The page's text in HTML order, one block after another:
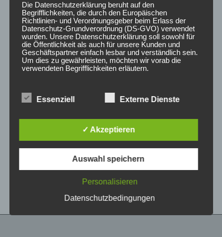
5
19×8,5 ET35 5×112
Double Tinted Black
450,00€ *
19×8,5 ET45 5×108
Brushed Bronze
450,00€ *
Bewertet
von
5
Die Datenschutzerklärung beruht auf den
Begrifflichkeiten, die durch den Europäischen
Richtlinien- und Verordnungsgeber beim Erlass der
Datenschutz-Grundverordnung (DS-GVO) verwendet
wurden. Unsere Datenschutzerklärung soll sowohl für
die Öffentlichkeit als auch für unsere Kunden und
Geschäftspartner einfach lesbar und verständlich sein.
Um dies zu gewährleisten, möchten wir vorab die
verwendeten Begrifflichkeiten erläutern.
Wir verwenden in dieser Datenschutzerklärung
unter anderem die folgenden Begriffe:
Personenbezogene Daten sind alle
identifizierbare natürliche Person (im Folgenden
wird eine natürliche Person angesehen, die
Essenziell Externe Dienste
✓ Akzeptieren
Auswahl speichern
Personalisieren
Datenschutzbedingungen